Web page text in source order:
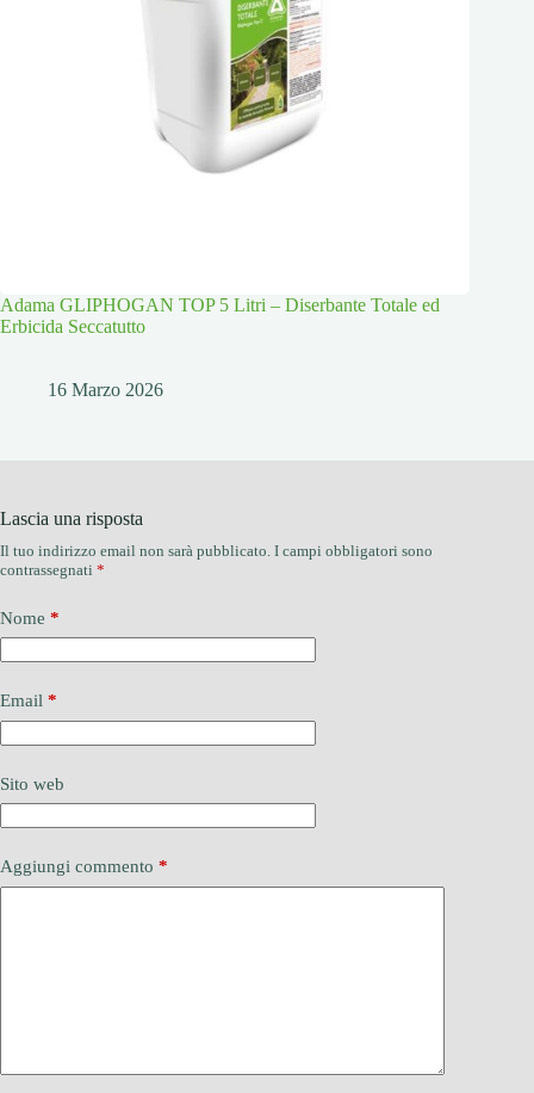
Adama GLIPHOGAN TOP 5 Litri – Diserbante Totale ed
Erbicida Seccatutto
16 Marzo 2026
Lascia una risposta
Il tuo indirizzo email non sarà pubblicato. I campi obbligatori sono
contrassegnati *
Nome *
Email *
Sito web
Aggiungi commento *